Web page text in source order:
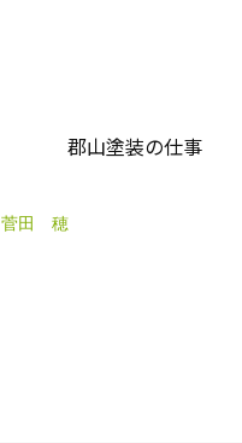
郡山塗装の仕事
菅田 穂